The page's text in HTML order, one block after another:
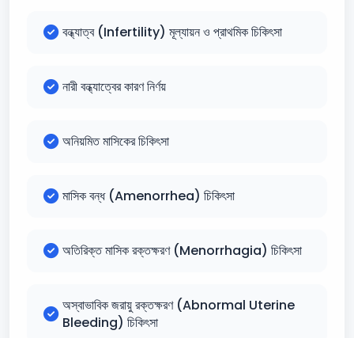
বন্ধ্যাত্ব (Infertility) মূল্যায়ন ও প্রাথমিক চিকিৎসা
নারী বন্ধ্যাত্বের কারণ নির্ণয়
অনিয়মিত মাসিকের চিকিৎসা
মাসিক বন্ধ (Amenorrhea) চিকিৎসা
অতিরিক্ত মাসিক রক্তক্ষরণ (Menorrhagia) চিকিৎসা
অস্বাভাবিক জরায়ু রক্তক্ষরণ (Abnormal Uterine
Bleeding) চিকিৎসা